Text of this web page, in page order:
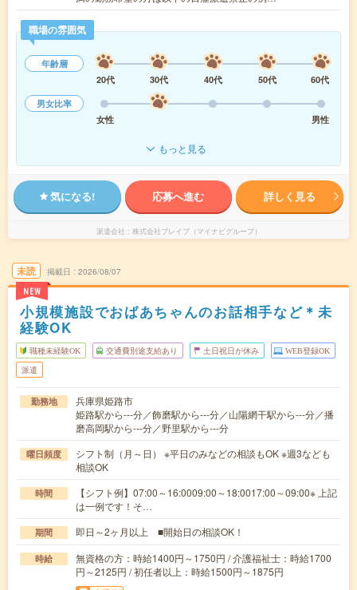
職場の雰囲気
年齢層
20代
30代 40代 50代
60代
男女比率
女性
男性
もっと見る
気になる! 応募へ進む 詳しく見る
派遣会社 株式会社ブレイブ（マイナビグループ）
未読
NEW
掲載日 2026/08/07
小規模施設でおばあちゃんのお話相手など＊未
経験OK
職種未経験OK 交通費別途支給あり 土日祝日が休み WEB登録OK
派遣
勤務地
兵庫県姫路市
姫路駅から---分／飾磨駅から---分／山陽網干駅から---分／播
磨高岡駅から---分／野里駅から---分
曜日頻度
シフト制（月～日） ※平日のみなどの相談もOK ※週3なども
相談OK
時間
【シフト例】07:00～16:0009:00～18:0017:00～09:00※ 上記
は一例です！そ…
期間 即日～2ヶ月以上 ■開始日の相談OK！
時給
無資格の方：時給1400円～1750円 / 介護福祉士：時給1700
円～2125円 / 初任者以上：時給1500円～1875円